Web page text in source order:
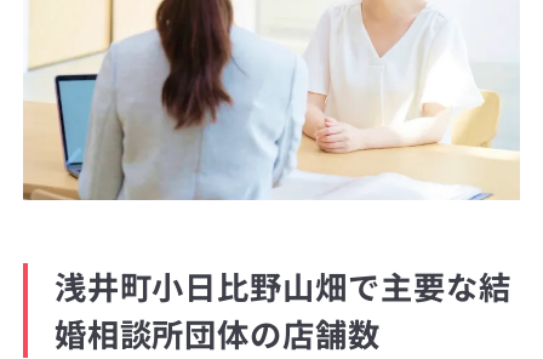
浅井町小日比野山畑で主要な結
婚相談所団体の店舗数